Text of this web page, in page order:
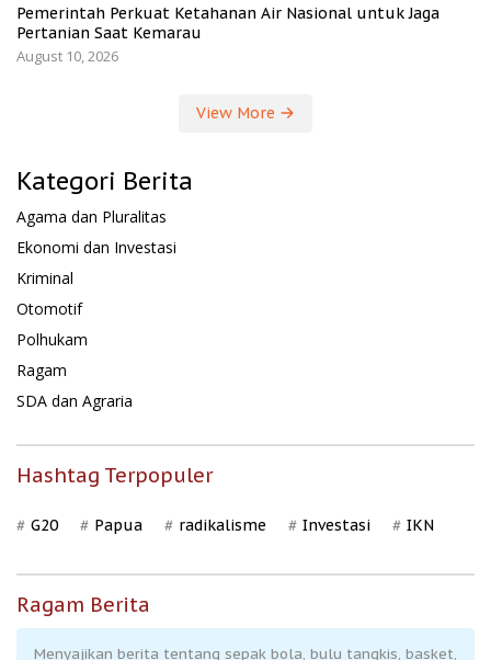
Pemerintah Perkuat Ketahanan Air Nasional untuk Jaga
Pertanian Saat Kemarau
August 10, 2026
View More
Kategori Berita
Agama dan Pluralitas
Ekonomi dan Investasi
Kriminal
Otomotif
Polhukam
Ragam
SDA dan Agraria
Hashtag Terpopuler
G20 Papua radikalisme Investasi IKN
Ragam Berita
Menyajikan berita tentang sepak bola, bulu tangkis, basket,